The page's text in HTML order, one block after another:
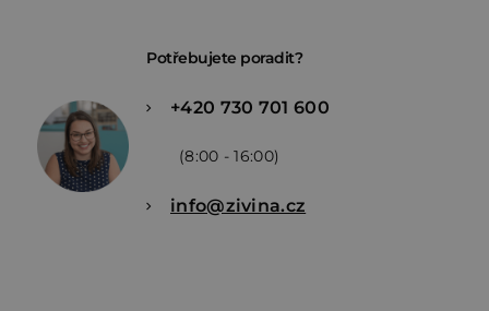
Potřebujete poradit?
+420 730 701 600
(8:00 - 16:00)
info@zivina.cz